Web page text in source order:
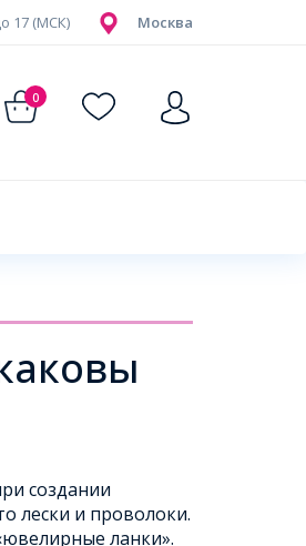
Москва
17 (МСК)
0
создании
лески и проволоки.
ланки».